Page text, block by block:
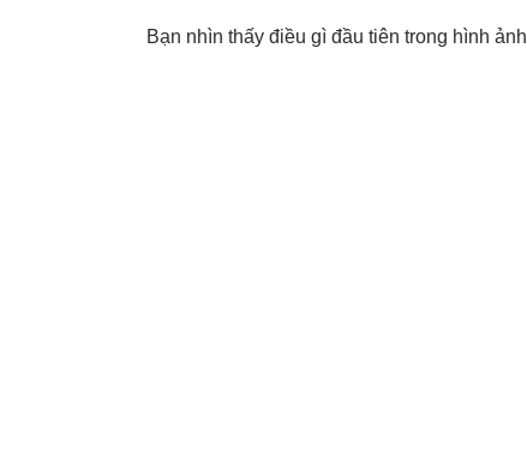
Bạn nhìn thấy điều gì đầu tiên trong hình ảnh